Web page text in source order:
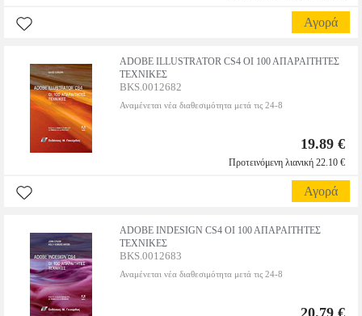
Αγορά
ADOBE ILLUSTRATOR CS4 ΟΙ 100 ΑΠΑΡΑΙΤΗΤΕΣ
ΤΕΧΝΙΚΕΣ
BKS.0012682
Αναμένεται νέα διαθεσιμότητα μετά τις 24-8
19.89 €
Προτεινόμενη λιανική 22.10 €
Αγορά
ADOBE INDESIGN CS4 ΟΙ 100 ΑΠΑΡΑΙΤΗΤΕΣ
ΤΕΧΝΙΚΕΣ
BKS.0012683
Αναμένεται νέα διαθεσιμότητα μετά τις 24-8
20.79 €